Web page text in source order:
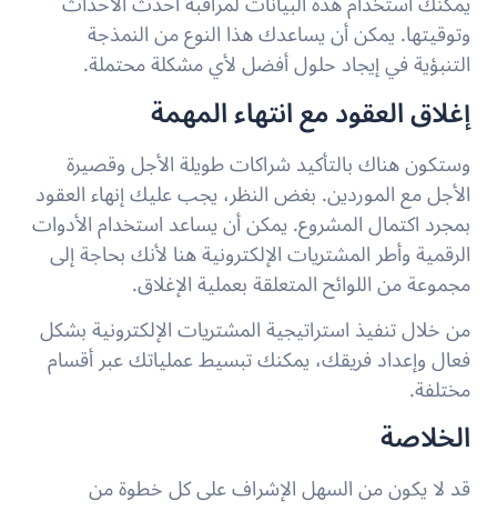
وتوقيتها. يمكن أن يساعدك هذا النوع من النمذجة
التنبؤية في إيجاد حلول أفضل لأي مشكلة محتملة.
إغلاق العقود مع انتهاء المهمة
وستكون هناك بالتأكيد شراكات طويلة الأجل وقصيرة
الأجل مع الموردين. بغض النظر، يجب عليك إنهاء العقود
بمجرد اكتمال المشروع. يمكن أن يساعد استخدام الأدوات
الرقمية وأطر المشتريات الإلكترونية هنا لأنك بحاجة إلى
مجموعة من اللوائح المتعلقة بعملية الإغلاق.
من خلال تنفيذ استراتيجية المشتريات الإلكترونية بشكل
فعال وإعداد فريقك، يمكنك تبسيط عملياتك عبر أقسام
مختلفة.
الخلاصة
قد لا يكون من السهل الإشراف على كل خطوة من